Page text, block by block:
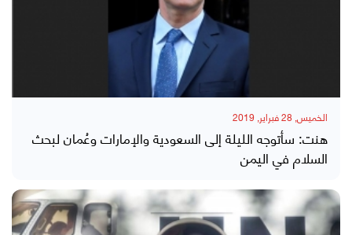
الخميس, 28 فبراير, 2019
هنت: سأتوجه الليلة إلى السعودية والإمارات وعُمان لبحث
السلام في اليمن